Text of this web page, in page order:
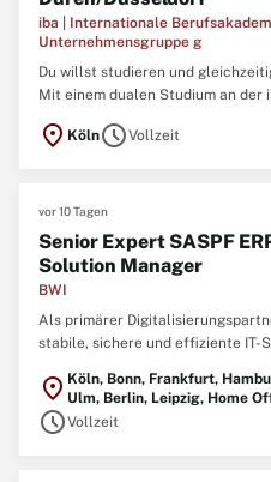
iba | Internationale
Unternehmensgruppe g
Du willst studieren und
Mit einem dualen Studium an der
staatlich anerkannte
location_on KölnscheduleVollzeit
vor 10 Tagen
Senior Expert SASPF
Solution Manager
BWI
Als primärer
stabile, sichere und effiziente IT-
kontinuierlichen Erhöhung der
Bundeswehr bei. Mit über 8.000
location_on Köln, Bonn, Frankfurt,
Ulm, Berlin, Leipzig, Home
scheduleVollzeit